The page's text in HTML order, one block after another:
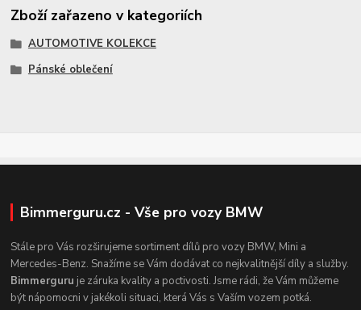
Zboží zařazeno v kategoriích
AUTOMOTIVE KOLEKCE
Pánské oblečení
Bimmerguru.cz - Vše pro vozy BMW
Stále pro Vás rozširujeme sortiment dílů pro vozy BMW, Mini a
Mercedes-Benz. Snažíme se Vám dodávat co nejkvalitnější díly a služby.
Bimmerguru je záruka kvality a poctivosti. Jsme rádi, že Vám můžeme
být nápomocni v jakékoli situaci, která Vás s Vaším vozem potká.